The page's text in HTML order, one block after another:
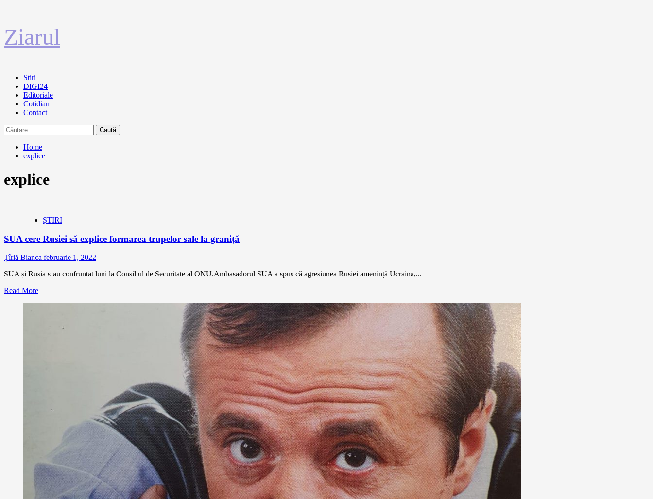
la
conținut
Ziarul
Primary
Menu
Stiri
DIGI24
Editoriale
Cotidian
Contact
Caută
după:
Home
explice
explice
ȘTIRI
SUA cere Rusiei să explice formarea trupelor sale la graniță
Țîrlă Bianca februarie 1, 2022
SUA și Rusia s-au confruntat luni la Consiliul de Securitate al ONU.Ambasadorul SUA a spus că agresiunea Rusiei amenință Ucraina,...
Read More